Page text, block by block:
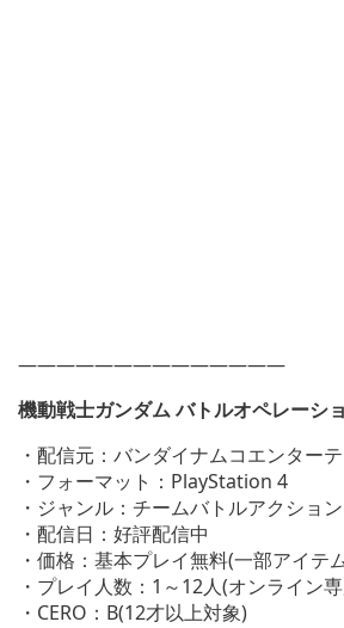
——————————————
機動戦士ガンダム バトルオペレーシ
・配信元：バンダイナムコエンター
・フォーマット：PlayStation 4
・ジャンル：チームバトルアクション
・配信日：好評配信中
・価格：基本プレイ無料(一部アイテ
・プレイ人数：1～12人(オンライン
・CERO：B(12才以上対象)